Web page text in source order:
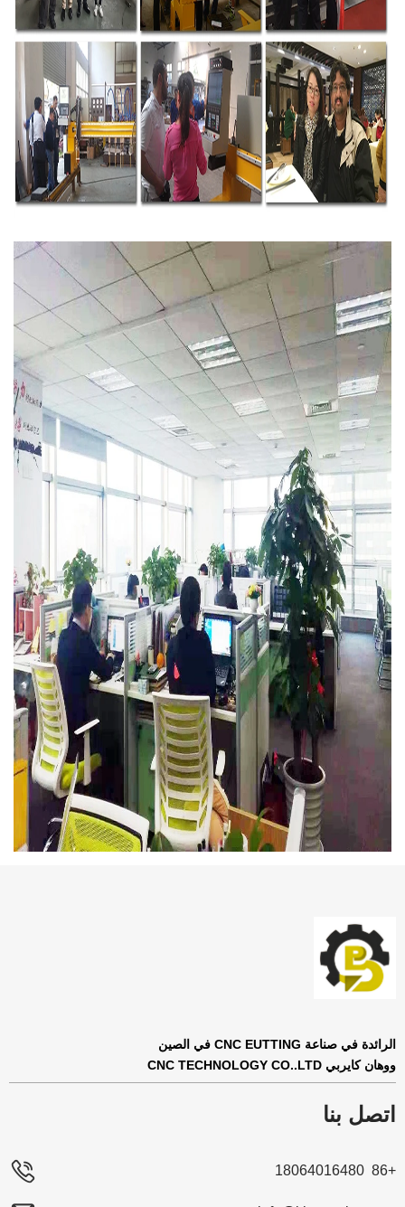
الرائدة في صناعة CNC EUTTING في الصين
ووهان كايربي CNC TECHNOLOGY CO..LTD
اتصل بنا
+86 18064016480